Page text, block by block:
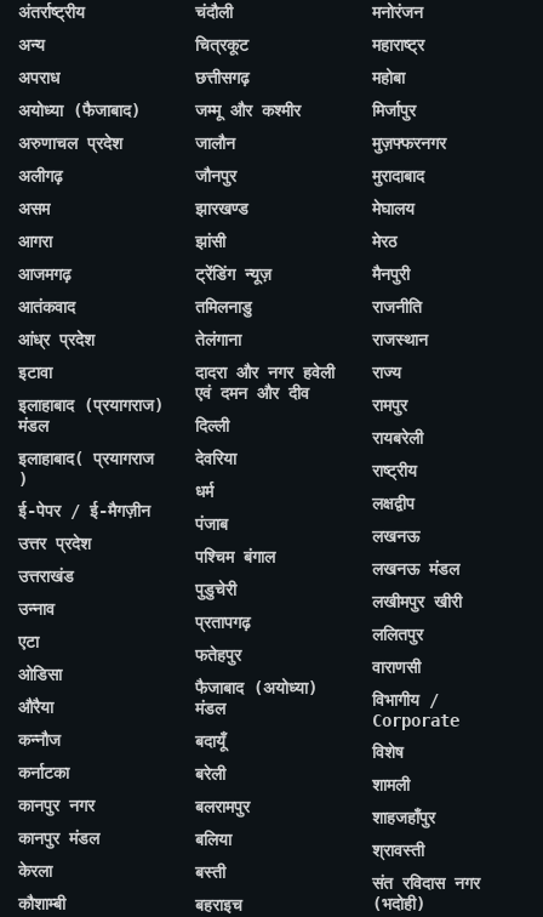
अंतर्राष्ट्रीय
अन्य
अपराध
अयोध्या (फैजाबाद)
अरुणाचल प्रदेश
अलीगढ़
असम
आगरा
आजमगढ़
आतंकवाद
आंध्र प्रदेश
इटावा
इलाहाबाद (प्रयागराज)
मंडल
इलाहाबाद( प्रयागराज
)
ई-पेपर / ई-मैगज़ीन
उत्तर प्रदेश
उत्तराखंड
उन्नाव
एटा
ओडिसा
औरैया
कन्नौज
कर्नाटका
कानपुर नगर
कानपुर मंडल
केरला
कौशाम्बी
चंदौली
चित्रकूट
छत्तीसगढ़
जम्मू और कश्मीर
जालौन
जौनपुर
झारखण्ड
झांसी
ट्रेंडिंग न्यूज़
तमिलनाडु
तेलंगाना
दादरा और नगर हवेली
एवं दमन और दीव
दिल्ली
देवरिया
धर्म
पंजाब
पश्चिम बंगाल
पुडुचेरी
प्रतापगढ़
फतेहपुर
फैजाबाद (अयोध्या)
मंडल
बदायूँ
बरेली
बलरामपुर
बलिया
बस्ती
बहराइच
मनोरंजन
महाराष्ट्र
महोबा
मिर्जापुर
मुज़फ्फरनगर
मुरादाबाद
मेघालय
मेरठ
मैनपुरी
राजनीति
राजस्थान
राज्य
रामपुर
रायबरेली
राष्ट्रीय
लक्षद्वीप
लखनऊ
लखनऊ मंडल
लखीमपुर खीरी
ललितपुर
वाराणसी
विभागीय /
Corporate
विशेष
शामली
शाहजहाँपुर
श्रावस्ती
संत रविदास नगर
(भदोही)